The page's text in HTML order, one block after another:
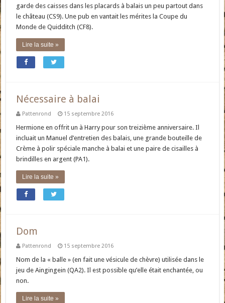
garde des caisses dans les placards à balais un peu partout dans
le château (CS9). Une pub en vantait les mérites la Coupe du
Monde de Quidditch (CF8).
Lire la suite »
Nécessaire à balai
Pattenrond 15 septembre 2016
Hermione en offrit un à Harry pour son treizième anniversaire. Il
incluait un Manuel d’entretien des balais, une grande bouteille de
Crème à polir spéciale manche à balai et une paire de cisailles à
brindilles en argent (PA1).
Lire la suite »
Dom
Pattenrond 15 septembre 2016
Nom de la « balle » (en fait une vésicule de chèvre) utilisée dans le
jeu de Aingingein (QA2). Il est possible qu’elle était enchantée, ou
non.
Lire la suite »